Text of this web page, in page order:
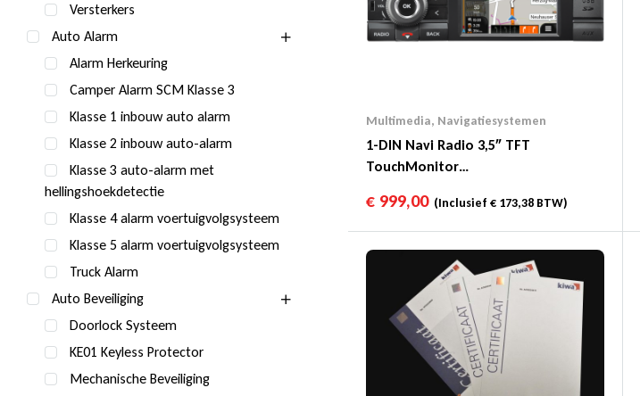
Multimedia, Navigatiesystemen
1-DIN Navi Radio 3,5″ TFT
TouchMonitor
€ 999,00(Inclusief € 173,38 BTW)
Versterkers
Auto Alarm
Alarm Herkeuring
Camper Alarm SCM Klasse 3
Klasse 1 inbouw auto alarm
Klasse 2 inbouw auto-alarm
Klasse 3 auto-alarm met
hellingshoekdetectie
Klasse 4 alarm voertuigvolgsysteem
Klasse 5 alarm voertuigvolgsysteem
Truck Alarm
Auto Beveiliging
Doorlock Systeem
KE01 Keyless Protector
Mechanische Beveiliging